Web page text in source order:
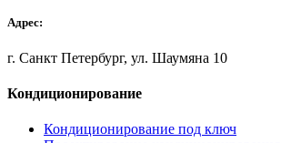
Адрес:
г. Санкт Петербург, ул. Шаумяна 10
Кондиционирование
Кондиционирование под ключ